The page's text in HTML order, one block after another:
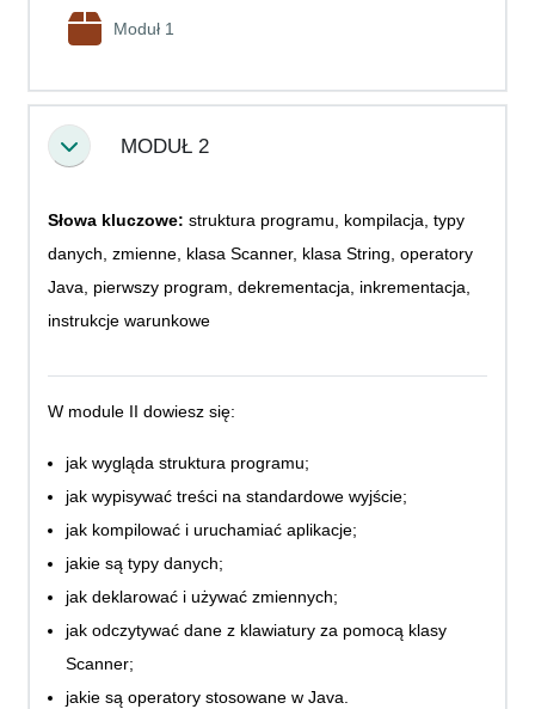
Moduł 1
CollapseMODUŁ 2
Słowa kluczowe: struktura programu, kompilacja, typy
danych, zmienne, klasa Scanner, klasa String, operatory
Java, pierwszy program, dekrementacja, inkrementacja,
instrukcje warunkowe
W module II dowiesz się:
jak wygląda struktura programu;
jak wypisywać treści na standardowe wyjście;
jak kompilować i uruchamiać aplikacje;
jakie są typy danych;
jak deklarować i używać zmiennych;
jak odczytywać dane z klawiatury za pomocą klasy
Scanner;
jakie są operatory stosowane w Java.